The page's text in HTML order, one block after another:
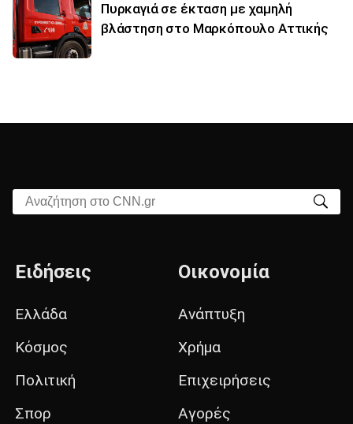
Πυρκαγιά σε έκταση με χαμηλή
βλάστηση στο Μαρκόπουλο Αττικής
Αναζήτηση στο CNN.gr
Ειδήσεις
Ελλάδα
Κόσμος
Πολιτική
Σπορ
Οικονομία
Ανάπτυξη
Χρήμα
Επιχειρήσεις
Αγορές